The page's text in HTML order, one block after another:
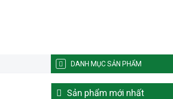
DANH MỤC SẢN PHẨM
Sản phẩm mới nhất